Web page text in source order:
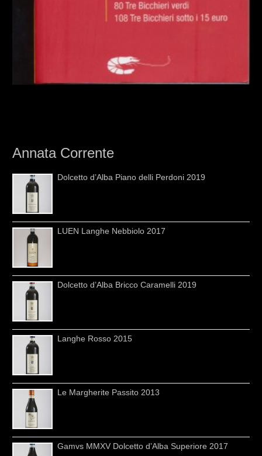
Annata Corrente
Dolcetto d’Alba Piano delli Perdoni 2019
LUEN Langhe Nebbiolo 2017
Dolcetto d’Alba Bricco Caramelli 2019
Langhe Rosso 2015
Le Margherite Passito 2013
Gamvs MMXV Dolcetto d’Alba Superiore 2017